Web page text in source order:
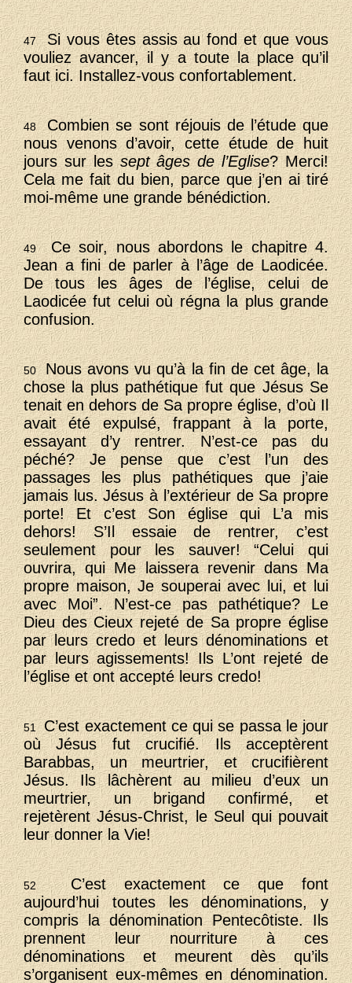
47Si vous êtes assis au fond et que vous
vouliez avancer, il y a toute la place qu’il
faut ici. Installez-vous confortablement.
48Combien se sont réjouis de l’étude que
nous venons d’avoir, cette étude de huit
jours sur lessept âges de l’Eglise? Merci!
Cela me fait du bien, parce que j’en ai tiré
moi-même une grande bénédiction.
49Ce soir, nous abordons le chapitre 4.
Jean a fini de parler à l’âge de Laodicée.
De tous les âges de l’église, celui de
Laodicée fut celui où régna la plus grande
confusion.
50Nous avons vu qu’à la fin de cet âge, la
chose la plus pathétique fut que Jésus Se
tenait en dehors de Sa propre église, d’où Il
avait été expulsé, frappant à la porte,
essayant d’y rentrer. N’est-ce pas du
péché? Je pense que c’est l’un des
passages les plus pathétiques que j’aie
jamais lus. Jésus à l’extérieur de Sa propre
porte! Et c’est Son église qui L’a mis
dehors! S’Il essaie de rentrer, c’est
seulement pour les sauver! “Celui qui
ouvrira, qui Me laissera revenir dans Ma
propre maison, Je souperai avec lui, et lui
avec Moi”. N’est-ce pas pathétique? Le
Dieu des Cieux rejeté de Sa propre église
par leurs credo et leurs dénominations et
par leurs agissements! Ils L’ont rejeté de
l’église et ont accepté leurs credo!
51C’est exactement ce qui se passa le jour
où Jésus fut crucifié. Ils acceptèrent
Barabbas, un meurtrier, et crucifièrent
Jésus. Ils lâchèrent au milieu d’eux un
meurtrier, un brigand confirmé, et
rejetèrent Jésus-Christ, le Seul qui pouvait
leur donner la Vie!
52C’est exactement ce que font
aujourd’hui toutes les dénominations, y
compris la dénomination Pentecôtiste. Ils
prennent leur nourriture à ces
dénominations et meurent dès qu’ils
s’organisent eux-mêmes en dénomination.